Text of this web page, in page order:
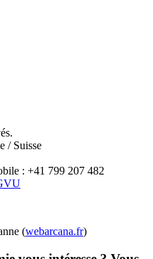
X
/ Suisse
: +41 799 207 482
(webarcana.fr)